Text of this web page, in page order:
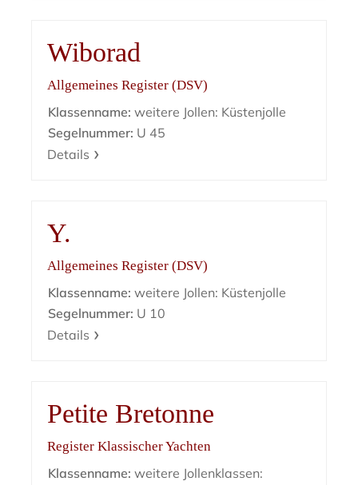
Wiborad
Allgemeines Register (DSV)
Klassenname: weitere Jollen: Küstenjolle
Segelnummer: U 45
Details
Y.
Allgemeines Register (DSV)
Klassenname: weitere Jollen: Küstenjolle
Segelnummer: U 10
Details
Petite Bretonne
Register Klassischer Yachten
Klassenname: weitere Jollenklassen: